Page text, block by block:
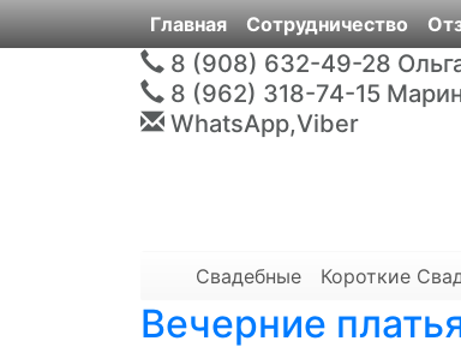
Главная Сотрудничество
8 (908) 632-49-28
8 (962) 318-74-15
WhatsApp,Viber
Свадебные
Короткие
Вечерние